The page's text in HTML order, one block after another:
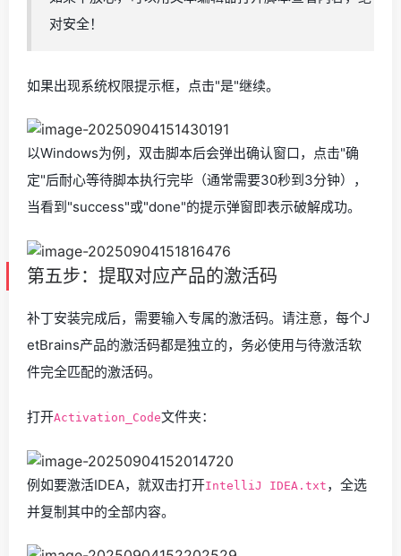
对安全！
如果出现系统权限提示框，点击"是"继续。
以Windows为例，双击脚本后会弹出确认窗口，点击"确
定"后耐心等待脚本执行完毕（通常需要30秒到3分钟），
当看到"success"或"done"的提示弹窗即表示破解成功。
第五步：提取对应产品的激活码
补丁安装完成后，需要输入专属的激活码。请注意，每个J
etBrains产品的激活码都是独立的，务必使用与待激活软
件完全匹配的激活码。
打开Activation_Code文件夹：
例如要激活IDEA，就双击打开IntelliJ IDEA.txt ，全选
并复制其中的全部内容。